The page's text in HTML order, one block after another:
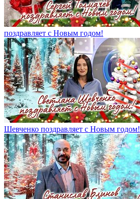
поздравляет с Новым годом!
Шевченко поздравляет с Новым годом!